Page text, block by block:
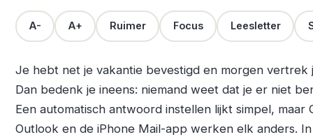
A- A+ Ruimer Focus Leesletter
Je hebt net je vakantie bevestigd en morgen vertrek
Dan bedenk je ineens: niemand weet dat je er niet
Een automatisch antwoord instellen lijkt simpel, maar
Outlook en de iPhone Mail-app werken elk anders.